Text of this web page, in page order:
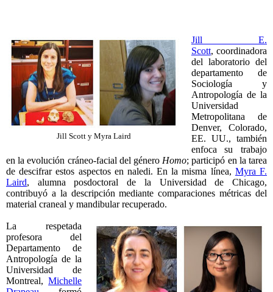
Jill Scott y Myra Laird
Jill E.
Scott, coordinadora
del laboratorio del
departamento de
Sociología y
Antropología de la
Universidad
Metropolitana de
Denver, Colorado,
EE. UU., también
enfoca su trabajo
en la evolución cráneo-facial del género Homo; participó en la tarea
de descifrar estos aspectos en naledi. En la misma línea, Myra F.
Laird, alumna posdoctoral de la Universidad de Chicago,
contribuyó a la descripción mediante comparaciones métricas del
material craneal y mandibular recuperado.
La respetada
profesora del
Departamento de
Antropología de la
Universidad de
Montreal,Michelle